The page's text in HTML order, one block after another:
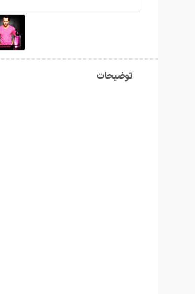
توضیحات